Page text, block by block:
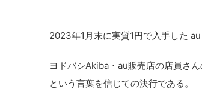
2023年1月末に実質1円で入手した
ヨドバシAkiba・au販売店の店員さん
という言葉を信じての決行である。